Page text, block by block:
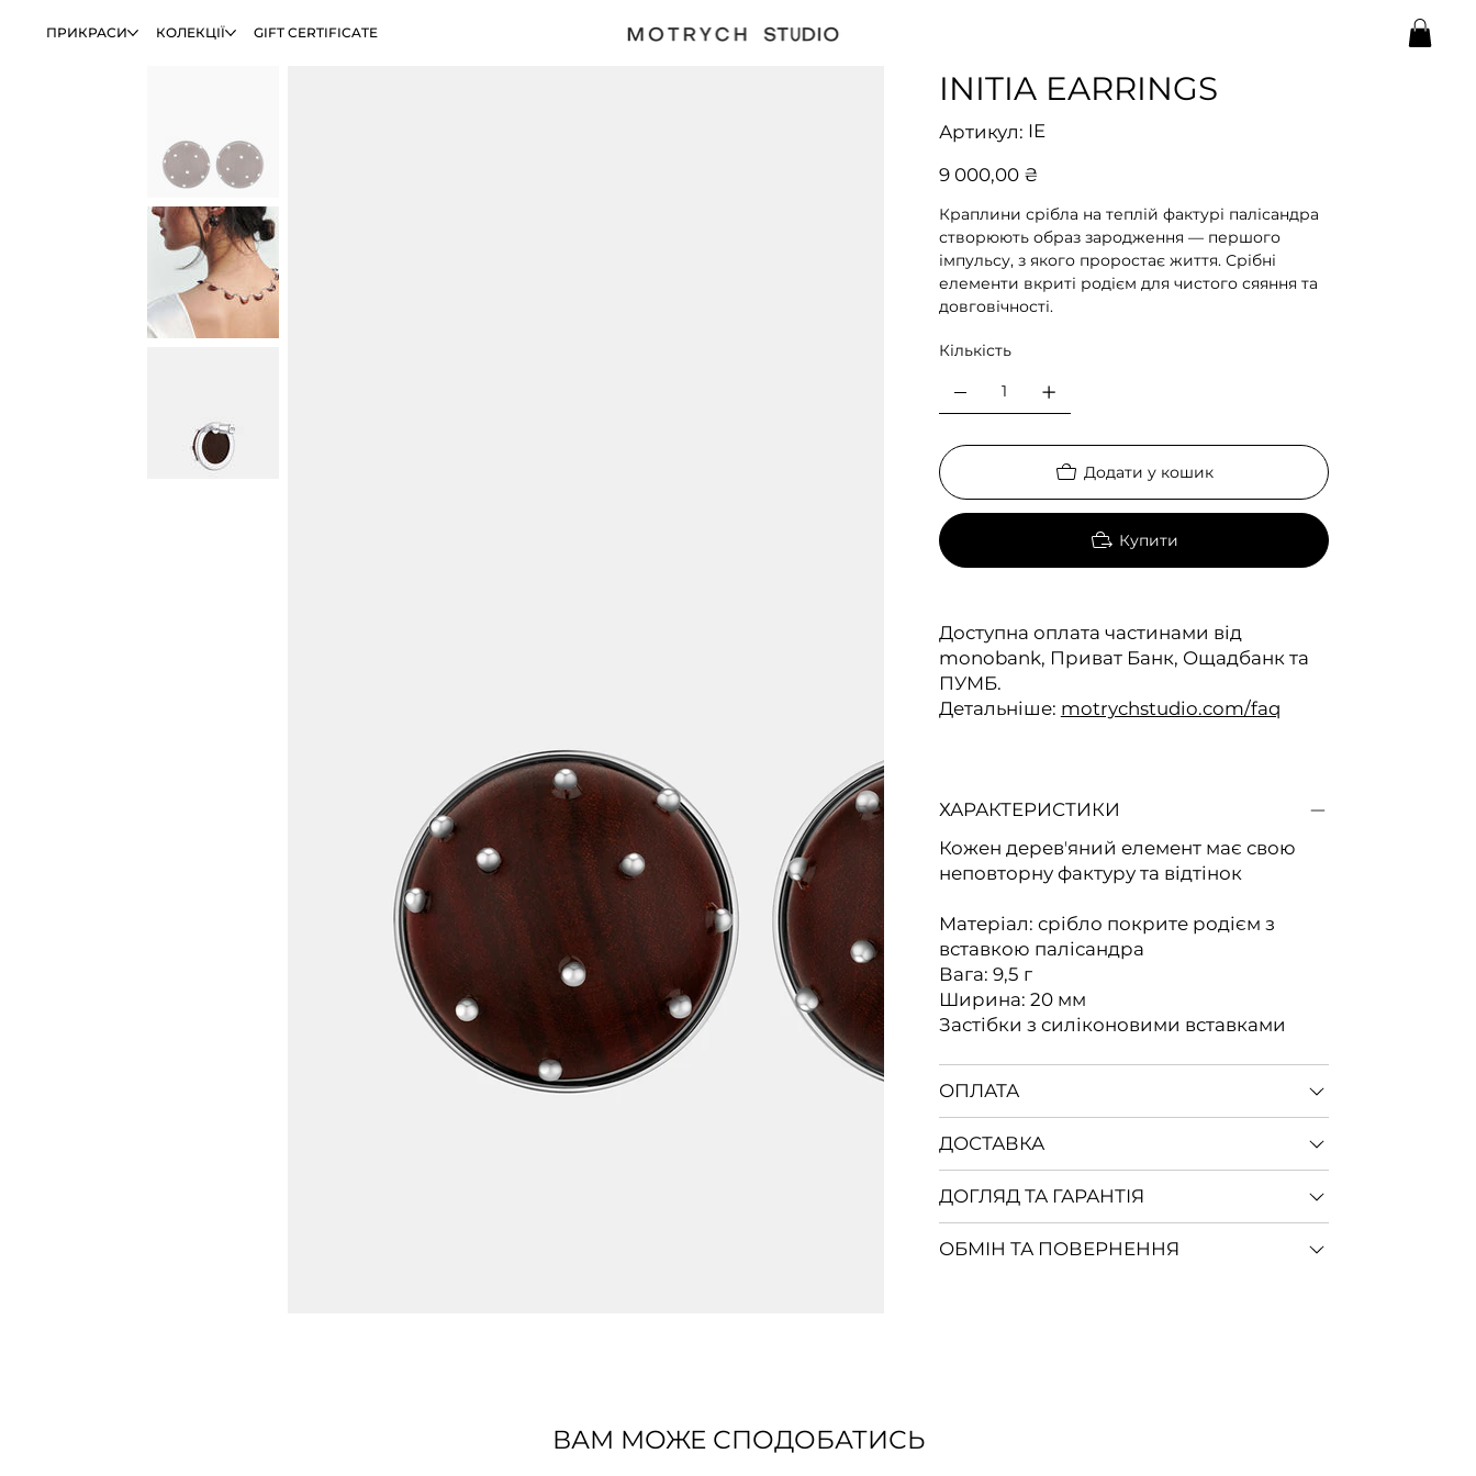
ПРИКРАСИ КОЛЕКЦІЇ GIFT CERTIFICATE
INITIA EARRINGS
Артикул: Артикул
IE
IE
Ціна
9 000,00 ₴
Краплини срібла на теплій фактурі палісандра
створюють образ зародження — першого
імпульсу, з якого проростає життя. Срібні
елементи вкриті родієм для чистого сяяння та
довговічності.
Кількість
Додати у кошик
Купити
Доступна оплата частинами від
monobank, Приват Банк, Ощадбанк та
ПУМБ.
Детальніше: motrychstudio.com/faq
ХАРАКТЕРИСТИКИ
Кожен деревʼяний елемент має свою
неповторну фактуру та відтінок
Матеріал: срібло покрите родієм з
вставкою палісандра
Вага: 9,5 г
Ширина: 20 мм
Застібки з силіконовими вставками
ОПЛАТА
ДОСТАВКА
ДОГЛЯД ТА ГАРАНТІЯ
ОБМІН ТА ПОВЕРНЕННЯ
ВАМ МОЖЕ СПОДОБАТИСЬ